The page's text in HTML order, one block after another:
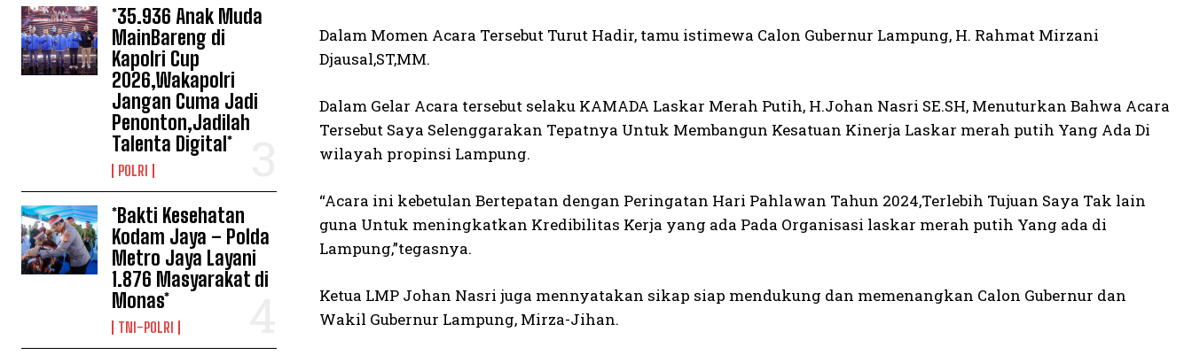
*35.936 Anak Muda
MainBareng di
Kapolri Cup
2026,Wakapolri
Jangan Cuma Jadi
Penonton,Jadilah
Talenta Digital*
POLRI
*Bakti Kesehatan
Kodam Jaya – Polda
Metro Jaya Layani
1.876 Masyarakat di
Monas*
TNI-POLRI
Dalam Momen Acara Tersebut Turut Hadir, tamu istimewa Calon Gubernur Lampung, H. Rahmat Mirzani
Djausal,ST,MM.
Dalam Gelar Acara tersebut selaku KAMADA Laskar Merah Putih, H.Johan Nasri SE.SH, Menuturkan Bahwa Acara
Tersebut Saya Selenggarakan Tepatnya Untuk Membangun Kesatuan Kinerja Laskar merah putih Yang Ada Di
wilayah propinsi Lampung.
“Acara ini kebetulan Bertepatan dengan Peringatan Hari Pahlawan Tahun 2024,Terlebih Tujuan Saya Tak lain
guna Untuk meningkatkan Kredibilitas Kerja yang ada Pada Organisasi laskar merah putih Yang ada di
Lampung,”tegasnya.
Ketua LMP Johan Nasri juga mennyatakan sikap siap mendukung dan memenangkan Calon Gubernur dan
Wakil Gubernur Lampung, Mirza-Jihan.